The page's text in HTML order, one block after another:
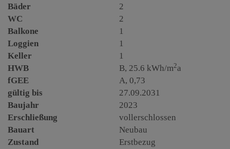
Bäder
2
WC
2
Balkone
1
Loggien
1
Keller
1
HWB
B, 25.6 kWh/m2a
fGEE
A, 0,73
gültig bis
27.09.2031
Baujahr
2023
Erschließung
vollerschlossen
Bauart
Neubau
Zustand
Erstbezug